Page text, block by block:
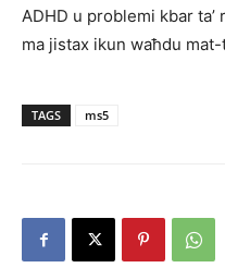
ADHD u problemi kbar
ma jistax ikun waħdu
TAGS ms5